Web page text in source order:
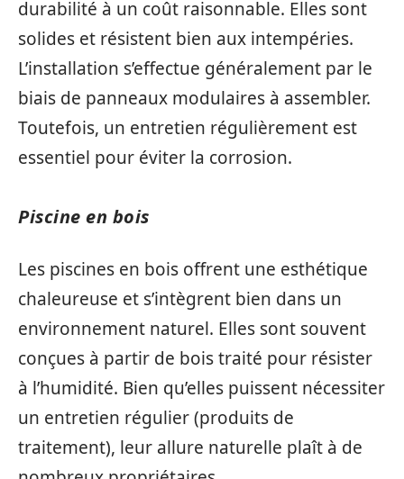
durabilité à un coût raisonnable. Elles sont
solides et résistent bien aux intempéries.
L’installation s’effectue généralement par le
biais de panneaux modulaires à assembler.
Toutefois, un entretien régulièrement est
essentiel pour éviter la corrosion.
Piscine en bois
Les piscines en bois offrent une esthétique
chaleureuse et s’intègrent bien dans un
environnement naturel. Elles sont souvent
conçues à partir de bois traité pour résister
à l’humidité. Bien qu’elles puissent nécessiter
un entretien régulier (produits de
traitement), leur allure naturelle plaît à de